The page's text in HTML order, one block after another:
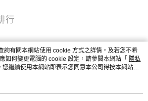
行
詢有關本網站使用 cookie 方式之詳情，及若您不希
如何變更電腦的 cookie 設定，請參閱本網站「 隱私
您繼續使用本網站即表示您同意本公司得按本網站使
。